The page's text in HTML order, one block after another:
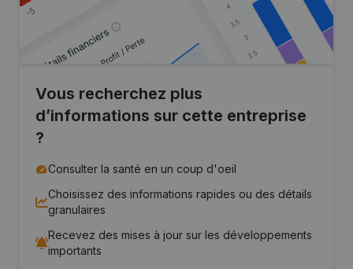
Vous recherchez plus
d’informations sur cette entreprise
?
Consulter la santé en un coup d'oeil
Choisissez des informations rapides ou des détails
granulaires
Recevez des mises à jour sur les développements
importants